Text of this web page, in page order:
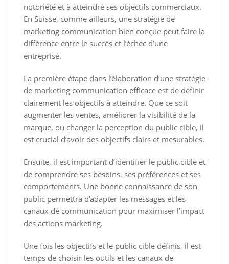
notoriété et à atteindre ses objectifs commerciaux.
En Suisse, comme ailleurs, une stratégie de
marketing communication bien conçue peut faire la
différence entre le succès et l’échec d’une
entreprise.
La première étape dans l’élaboration d’une stratégie
de marketing communication efficace est de définir
clairement les objectifs à atteindre. Que ce soit
augmenter les ventes, améliorer la visibilité de la
marque, ou changer la perception du public cible, il
est crucial d’avoir des objectifs clairs et mesurables.
Ensuite, il est important d’identifier le public cible et
de comprendre ses besoins, ses préférences et ses
comportements. Une bonne connaissance de son
public permettra d’adapter les messages et les
canaux de communication pour maximiser l’impact
des actions marketing.
Une fois les objectifs et le public cible définis, il est
temps de choisir les outils et les canaux de